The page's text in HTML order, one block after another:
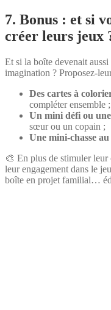
7. Bonus : et si
créer leurs jeux
Et si la boîte devenait
imagination ? Proposez-
Des cartes à
compléter ensemble ;
Un mini défi ou
sœur ou un copain ;
Une mini-chasse
🎨 En plus de stimuler
leur engagement dans le
boîte en projet familial…